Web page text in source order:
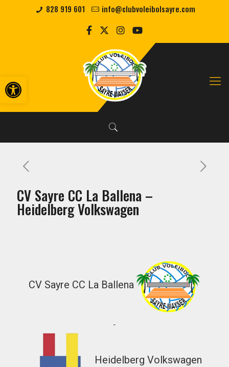
Abrir barra de herramientas
828 919 601 info@clubvoleibolsayre.com
CV Sayre CC La Ballena –
Heidelberg Volkswagen
CV Sayre CC La Ballena
-
Heidelberg Volkswagen